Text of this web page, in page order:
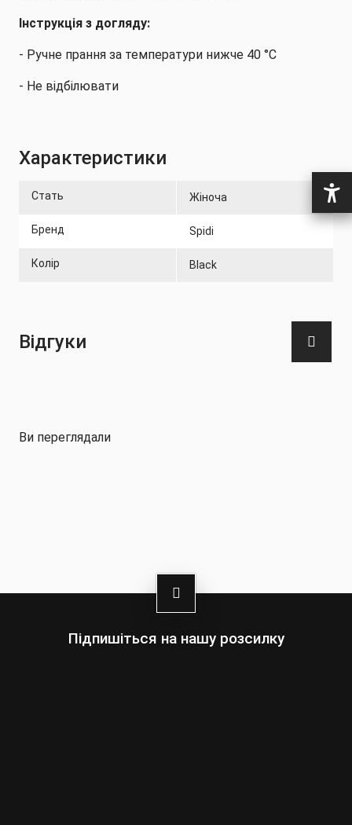
Інструкція з догляду:
- Ручне прання за температури нижче 40 °C
- Не відбілювати
- Не піддавати хімічному чищенню
- Не вижимати
Характеристики
Стать Жіноча
Бренд Spidi
Колір Black
Відгуки
Ви переглядали
Підпишіться на нашу розсилку